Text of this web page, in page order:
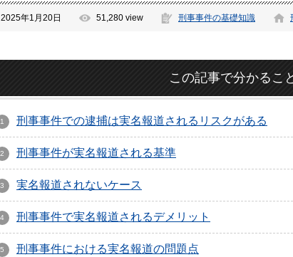
2025年1月20日 51,280 view 刑事事件の基礎知識
この記事で分かるこ
刑事事件での逮捕は実名報道されるリスクがある
刑事事件が実名報道される基準
実名報道されないケース
刑事事件で実名報道されるデメリット
刑事事件における実名報道の問題点